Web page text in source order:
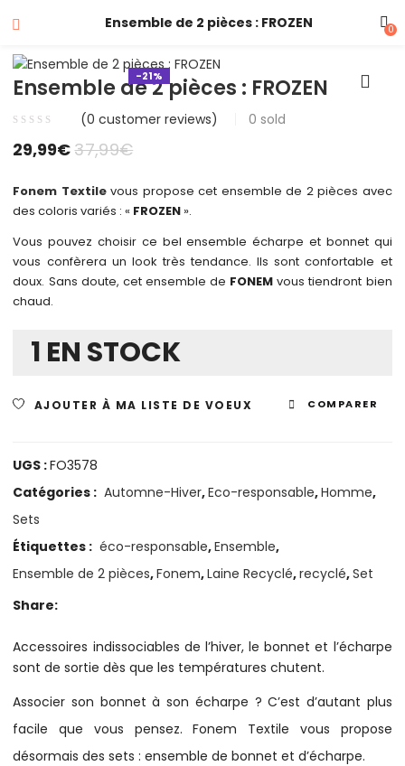
Ensemble de 2 pièces : FROZEN 0
-21%
Ensemble de 2 pièces : FROZEN
(0 customer reviews) 0 sold
29,99€37,99€
Fonem Textilevous propose cet ensemble de 2 pièces avec
des coloris variés : « FROZEN ».
Vous pouvez choisir ce bel ensemble écharpe et bonnet qui
vous confèrera un look très tendance. Ils sont confortable et
doux. Sans doute, cet ensemble de FONEM vous tiendront bien
chaud.
1 EN STOCK
AJOUTER À MA LISTE DE VOEUX COMPARER
UGS :FO3578
Catégories : Automne-Hiver,Eco-responsable,Homme,
Sets
Étiquettes : éco-responsable,Ensemble,
Ensemble de 2 pièces,Fonem,Laine Recyclé,recyclé,Set
Share:
Accessoires indissociables de l’hiver, le bonnet et l’écharpe
sont de sortie dès que les températures chutent.
Associer son bonnet à son écharpe ? C’est d’autant plus
facile que vous pensez. Fonem Textile vous propose
désormais des sets : ensemble de bonnet et d’écharpe.